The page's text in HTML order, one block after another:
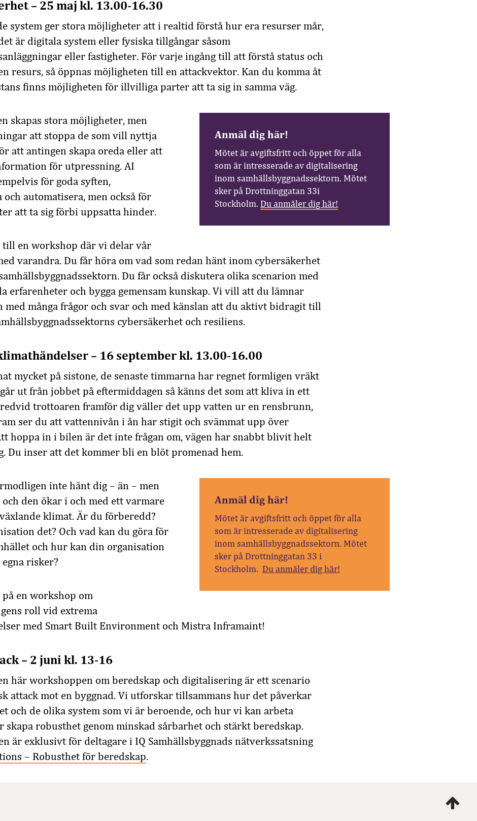
– 25 maj kl. 13.00-16.30
system ger stora möjligheter att i realtid förstå hur era resurser mår,
är digitala system eller fysiska tillgångar såsom
eller fastigheter. För varje ingång till att förstå status och
resurs, så öppnas möjligheten till en attackvektor. Kan du komma åt
finns möjligheten för illvilliga parter att ta sig in samma väg.
Anmäl dig här!
Mötet är avgiftsfritt och öppet för alla
som är intresserade av digitalisering
inom samhällsbyggnadssektorn. Mötet
sker på Drottninggatan 33i
Stockholm. Du anmäler dig här!
skapas stora möjligheter, men
att stoppa de som vill nyttja
att antingen skapa oreda eller att
för utpressning. AI
för goda syften,
och automatisera, men också för
att ta sig förbi uppsatta hinder.
till en workshop där vi delar vår
varandra. Du får höra om vad som redan hänt inom cybersäkerhet
Du får också diskutera olika scenarion med
erfarenheter och bygga gemensam kunskap. Vi vill att du lämnar
med många frågor och svar och med känslan att du aktivt bidragit till
cybersäkerhet och resiliens.
– 16 september kl. 13.00-16.00
mycket på sistone, de senaste timmarna har regnet formligen vräkt
ut från jobbet på eftermiddagen så känns det som att kliva in ett
trottoaren framför dig väller det upp vatten ur en rensbrunn,
ser du att vattennivån i ån har stigit och svämmat upp över
hoppa in i bilen är det inte frågan om, vägen har snabbt blivit helt
Du inser att det kommer bli en blöt promenad hem.
Anmäl dig här!
Mötet är avgiftsfritt och öppet för alla
som är intresserade av digitalisering
inom samhällsbyggnadssektorn. Mötet
sker på Drottninggatan 33 i
Stockholm. Du anmäler dig här!
inte hänt dig – än – men
den ökar i och med ett varmare
klimat. Är du förberedd?
det? Och vad kan du göra för
och hur kan din organisation
risker?
en workshop om
roll vid extrema
med Smart Built Environment och Mistra Inframaint!
– 2 juni kl. 13-16
här workshoppen om beredskap och digitalisering är ett scenario
attack mot en byggnad. Vi utforskar tillsammans hur det påverkar
och de olika system som vi är beroende, och hur vi kan arbeta
robusthet genom minskad sårbarhet och stärkt beredskap.
är exklusivt för deltagare i IQ Samhällsbyggnads nätverkssatsning
– Robusthet för beredskap.
mig